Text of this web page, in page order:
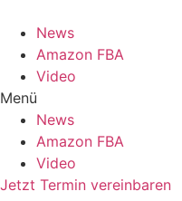
News
Amazon FBA
Video
Menü
News
Amazon FBA
Video
Jetzt Termin vereinbaren